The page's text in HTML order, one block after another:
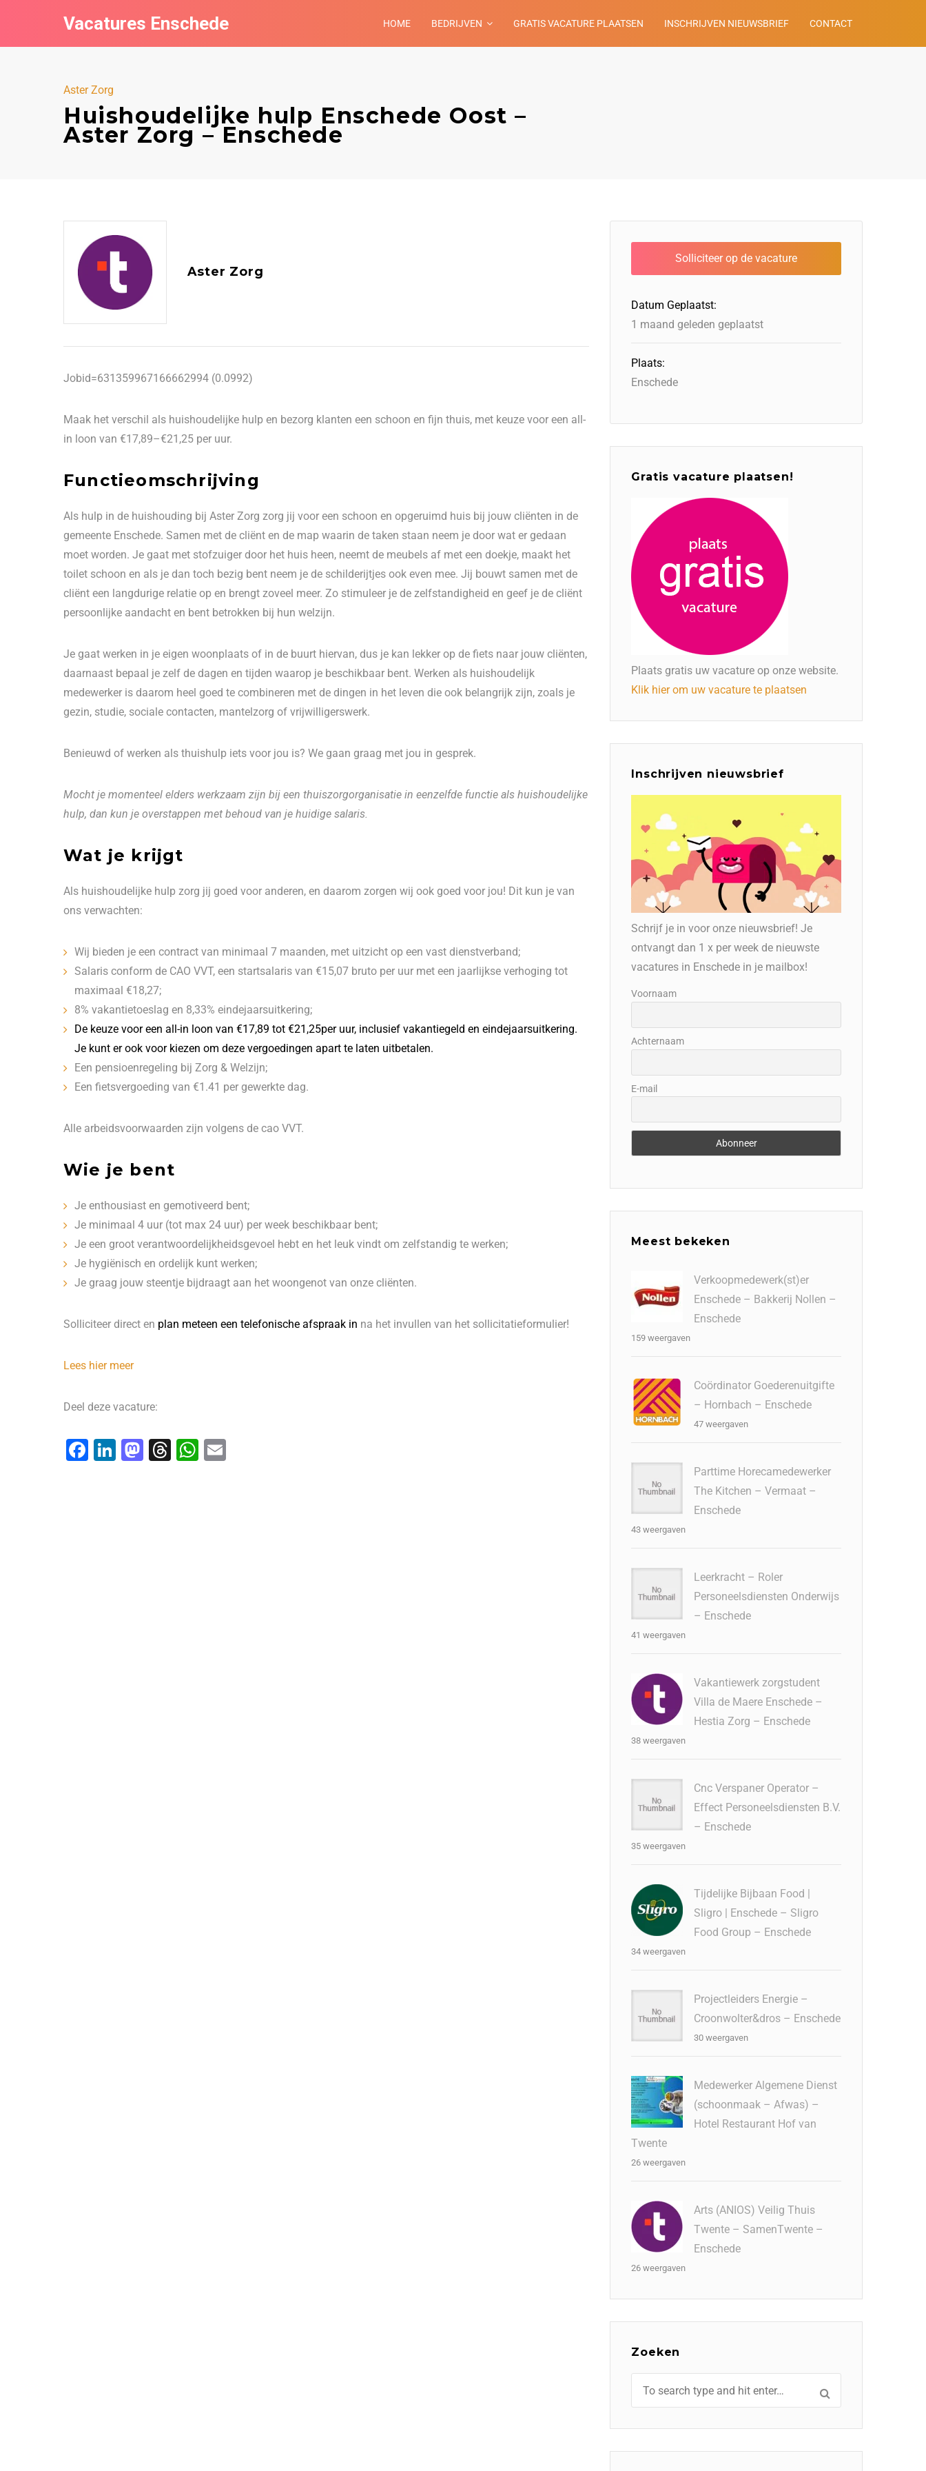
Vacatures Enschede HOME BEDRIJVEN GRATIS VACATURE PLAATSEN INSCHRIJVEN NIEUWSBRIEF CONTACT
Aster Zorg
Huishoudelijke hulp Enschede Oost –
Aster Zorg – Enschede
Aster Zorg
Jobid=631359967166662994 (0.0992)
Maak het verschil als huishoudelijke hulp en bezorg klanten een schoon en fijn thuis, met keuze voor een all-
in loon van €17,89–€21,25 per uur.
Functieomschrijving
Als hulp in de huishouding bij Aster Zorg zorg jij voor een schoon en opgeruimd huis bij jouw cliënten in de
gemeente Enschede. Samen met de cliënt en de map waarin de taken staan neem je door wat er gedaan
moet worden. Je gaat met stofzuiger door het huis heen, neemt de meubels af met een doekje, maakt het
toilet schoon en als je dan toch bezig bent neem je de schilderijtjes ook even mee. Jij bouwt samen met de
cliënt een langdurige relatie op en brengt zoveel meer. Zo stimuleer je de zelfstandigheid en geef je de cliënt
persoonlijke aandacht en bent betrokken bij hun welzijn.
Je gaat werken in je eigen woonplaats of in de buurt hiervan, dus je kan lekker op de fiets naar jouw cliënten,
daarnaast bepaal je zelf de dagen en tijden waarop je beschikbaar bent. Werken als huishoudelijk
medewerker is daarom heel goed te combineren met de dingen in het leven die ook belangrijk zijn, zoals je
gezin, studie, sociale contacten, mantelzorg of vrijwilligerswerk.
Benieuwd of werken als thuishulp iets voor jou is? We gaan graag met jou in gesprek.
Mocht je momenteel elders werkzaam zijn bij een thuiszorgorganisatie in eenzelfde functie als huishoudelijke
hulp, dan kun je overstappen met behoud van je huidige salaris.
Wat je krijgt
Als huishoudelijke hulp zorg jij goed voor anderen, en daarom zorgen wij ook goed voor jou! Dit kun je van
ons verwachten:
Wij bieden je een contract van minimaal 7 maanden, met uitzicht op een vast dienstverband;
Salaris conform de CAO VVT, een startsalaris van €15,07 bruto per uur met een jaarlijkse verhoging tot
maximaal €18,27;
8% vakantietoeslag en 8,33% eindejaarsuitkering;
De keuze voor een all-in loon van €17,89 tot €21,25per uur, inclusief vakantiegeld en eindejaarsuitkering.
Je kunt er ook voor kiezen om deze vergoedingen apart te laten uitbetalen.
Een pensioenregeling bij Zorg & Welzijn;
Een fietsvergoeding van €1.41 per gewerkte dag.
Alle arbeidsvoorwaarden zijn volgens de cao VVT.
Wie je bent
Je enthousiast en gemotiveerd bent;
Je minimaal 4 uur (tot max 24 uur) per week beschikbaar bent;
Je een groot verantwoordelijkheidsgevoel hebt en het leuk vindt om zelfstandig te werken;
Je hygiënisch en ordelijk kunt werken;
Je graag jouw steentje bijdraagt aan het woongenot van onze cliënten.
Solliciteer direct en plan meteen een telefonische afspraak in na het invullen van het sollicitatieformulier!
Lees hier meer
Deel deze vacature:
F
Li
M T
W
Datum Geplaatst:
1 maand geleden geplaatst
Plaats:
Enschede
Gratis vacature plaatsen!
Plaats gratis uw vacature op onze website.
Klik hier om uw vacature te plaatsen
Inschrijven nieuwsbrief
Schrijf je in voor onze nieuwsbrief! Je
ontvangt dan 1 x per week de nieuwste
vacatures in Enschede in je mailbox!
Voornaam
Achternaam
E-mail
Meest bekeken
Verkoopmedewerk(st)er
Enschede – Bakkerij Nollen –
Enschede
159 weergaven
Coördinator Goederenuitgifte
– Hornbach – Enschede
47 weergaven
Parttime Horecamedewerker
The Kitchen – Vermaat –
Enschede
43 weergaven
Leerkracht – Roler
Personeelsdiensten Onderwijs
– Enschede
41 weergaven
Vakantiewerk zorgstudent
Villa de Maere Enschede –
Hestia Zorg – Enschede
38 weergaven
Cnc Verspaner Operator –
Effect Personeelsdiensten B.V.
– Enschede
35 weergaven
Tijdelijke Bijbaan Food |
Sligro | Enschede – Sligro
Food Group – Enschede
34 weergaven
Projectleiders Energie –
Croonwolter&dros – Enschede
30 weergaven
Medewerker Algemene Dienst
(schoonmaak – Afwas) –
Hotel Restaurant Hof van
Twente
26 weergaven
Arts (ANIOS) Veilig Thuis
Twente – SamenTwente –
Enschede
26 weergaven
Zoeken